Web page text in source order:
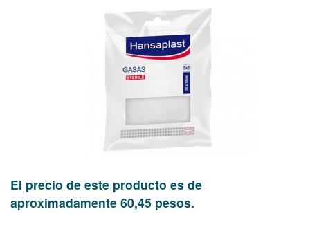
El precio de este producto es de
aproximadamente 60,45 pesos.